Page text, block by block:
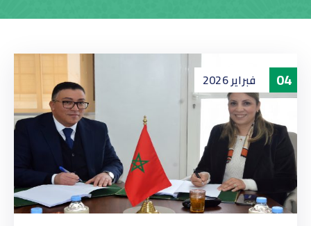
04 فبراير2026